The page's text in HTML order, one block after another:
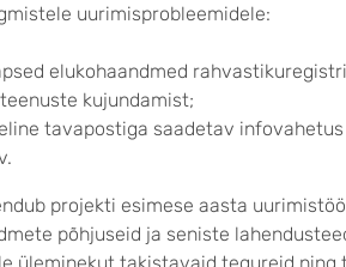
uurimisprobleemidele:
elukohaandmed
kujundamist;
tavapostiga saadetav
projekti esimese aasta
põhjuseid ja seniste